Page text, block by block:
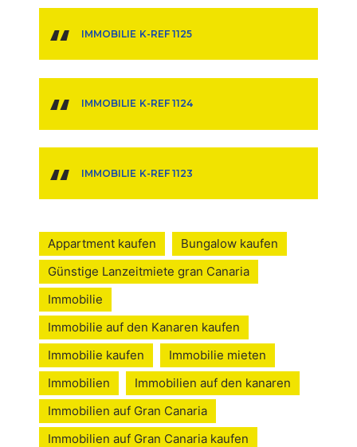
IMMOBILIE K-REF 1125
IMMOBILIE K-REF 1124
IMMOBILIE K-REF 1123
Appartment kaufen
Bungalow kaufen
Günstige Lanzeitmiete gran Canaria
Immobilie
Immobilie auf den Kanaren kaufen
Immobilie kaufen
Immobilie mieten
Immobilien
Immobilien auf den kanaren
Immobilien auf Gran Canaria
Immobilien auf Gran Canaria kaufen